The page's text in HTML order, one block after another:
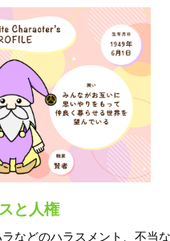
と人権
などのハラスメント、不当